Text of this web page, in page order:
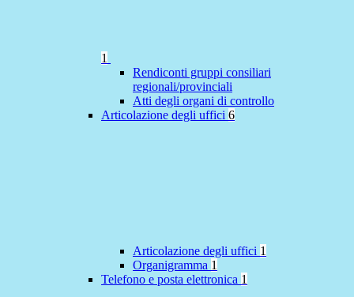
1
Rendiconti gruppi consiliari
regionali/provinciali
Atti degli organi di controllo
Articolazione degli uffici 6
Articolazione degli uffici 1
Organigramma 1
Telefono e posta elettronica 1